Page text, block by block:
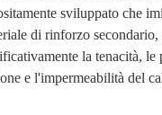
sviluppato che
di rinforzo
la tenacità, le
e l'impermeabilità del